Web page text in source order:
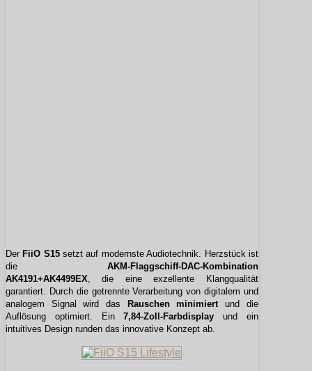
Der FiiO S15setzt auf modernste Audiotechnik. Herzstück ist
die AKM-Flaggschiff-DAC-Kombination
AK4191+AK4499EX, die eine exzellente Klangqualität
garantiert. Durch die getrennte Verarbeitung von digitalem und
analogem Signal wird das
Rauschen minimiertund die
Auflösung optimiert. Ein7,84-Zoll-Farbdisplay und ein
intuitives Design runden das innovative Konzept ab.